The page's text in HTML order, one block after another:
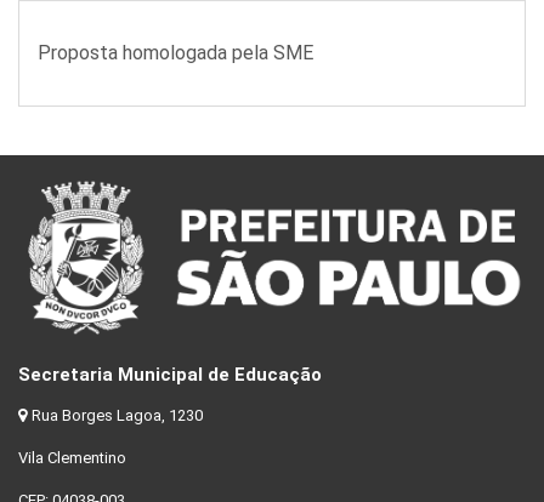
Proposta homologada pela SME
Secretaria Municipal de Educação
Rua Borges Lagoa, 1230
Vila Clementino